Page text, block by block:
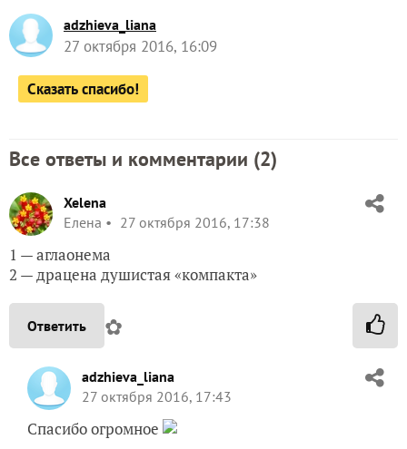
adzhieva_liana
27 октября 2016, 16:09
Сказать спасибо!
Все ответы и комментарии (2)
Xelena
Елена
27 октября 2016, 17:38
1 — аглаонема
2 — драцена душистая «компакта»
Ответить ✿
adzhieva_liana
27 октября 2016, 17:43
Спасибо огромное